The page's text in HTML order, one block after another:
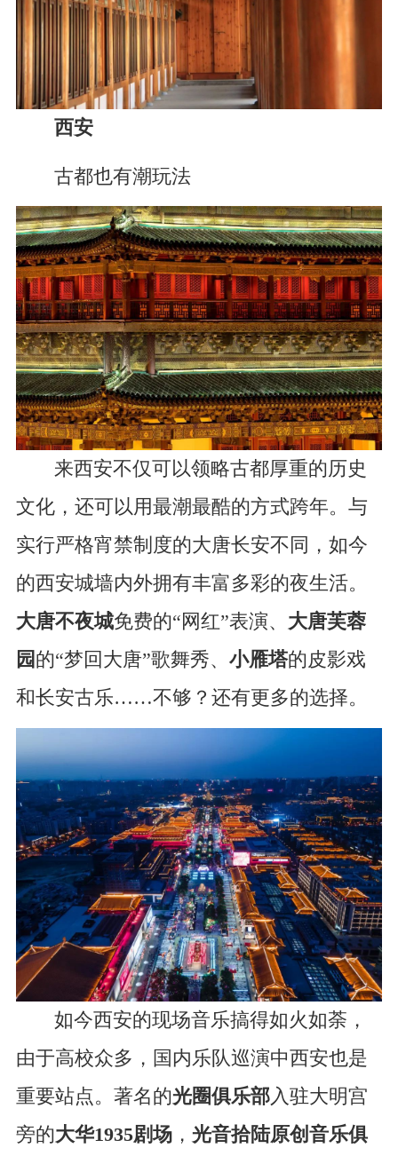
西安
古都也有潮玩法
来西安不仅可以领略古都厚重的历史
文化，还可以用最潮最酷的方式跨年。与
实行严格宵禁制度的大唐长安不同，如今
的西安城墙内外拥有丰富多彩的夜生活。
大唐不夜城免费的“网红”表演、 大唐芙蓉
园 的“梦回大唐”歌舞秀、 小雁塔的皮影戏
和长安古乐……不够？还有更多的选择。
如今西安的现场音乐搞得如火如荼，
由于高校众多，国内乐队巡演中西安也是
重要站点。著名的光圈俱乐部入驻大明宫
旁的大华1935剧场， 光音拾陆原创音乐俱